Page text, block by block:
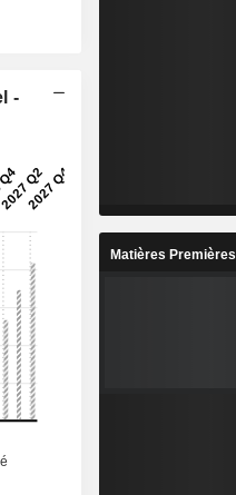
-
Matières Premières